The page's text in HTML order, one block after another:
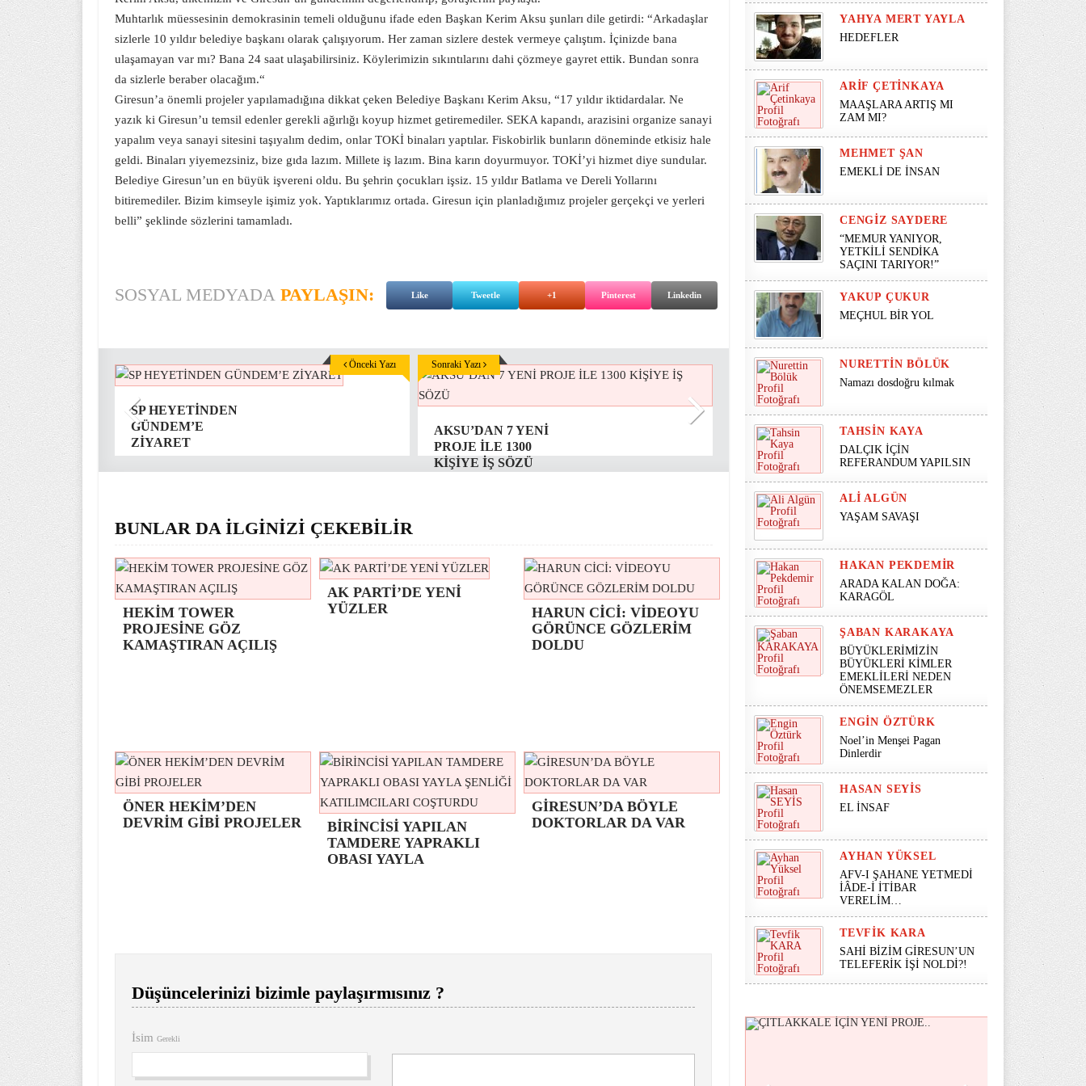
Muhtarlık müessesinin demokrasinin temeli olduğunu ifade eden Başkan Kerim Aksu şunları dile getirdi: “Arkadaşlar
sizlerle 10 yıldır belediye başkanı olarak çalışıyorum. Her zaman sizlere destek vermeye çalıştım. İçinizde bana
ulaşamayan var mı? Bana 24 saat ulaşabilirsiniz. Köylerimizin sıkıntılarını dahi çözmeye gayret ettik. Bundan sonra
da sizlerle beraber olacağım.“
Giresun’a önemli projeler yapılamadığına dikkat çeken Belediye Başkanı Kerim Aksu, “17 yıldır iktidardalar. Ne
yazık ki Giresun’u temsil edenler gerekli ağırlığı koyup hizmet getiremediler. SEKA kapandı, arazisini organize sanayi
yapalım veya sanayi sitesini taşıyalım dedim, onlar TOKİ binaları yaptılar. Fiskobirlik bunların döneminde etkisiz hale
geldi. Binaları yiyemezsiniz, bize gıda lazım. Millete iş lazım. Bina karın doyurmuyor. TOKİ’yi hizmet diye sundular.
Belediye Giresun’un en büyük işvereni oldu. Bu şehrin çocukları işsiz. 15 yıldır Batlama ve Dereli Yollarını
bitiremediler. Bizim kimseyle işimiz yok. Yaptıklarımız ortada. Giresun için planladığımız projeler gerçekçi ve yerleri
belli” şeklinde sözlerini tamamladı.
SOSYAL MEDYADA PAYLAŞIN: Like Tweetle +1 Pinterest Linkedin
SP HEYETİNDEN
GÜNDEM’E
ZİYARET
Önceki Yazı
AKSU’DAN 7 YENİ
PROJE İLE 1300
KİŞİYE İŞ SÖZÜ
Sonraki Yazı
BUNLAR DA İLGİNİZİ ÇEKEBİLİR
HEKİM TOWER
PROJESİNE GÖZ
KAMAŞTIRAN AÇILIŞ
AK PARTİ’DE YENİ
YÜZLER
HARUN CİCİ: VİDEOYU
GÖRÜNCE GÖZLERİM
DOLDU
ÖNER HEKİM’DEN
DEVRİM GİBİ PROJELER
BİRİNCİSİ YAPILAN
TAMDERE YAPRAKLI
OBASI YAYLA
GİRESUN’DA BÖYLE
DOKTORLAR DA VAR
Düşüncelerinizi bizimle paylaşırmısınız ?
İsim Gerekli
YAHYA MERT YAYLA
HEDEFLER
ARIF ÇETINKAYA
MAAŞLARA ARTIŞ MI
ZAM MI?
MEHMET ŞAN
EMEKLİ DE İNSAN
CENGIZ SAYDERE
“MEMUR YANIYOR,
YETKİLİ SENDİKA
SAÇINI TARIYOR!”
YAKUP ÇUKUR
MEÇHUL BİR YOL
NURETTIN BÖLÜK
Namazı dosdoğru kılmak
TAHSIN KAYA
DALÇIK İÇİN
REFERANDUM YAPILSIN
ALI ALGÜN
YAŞAM SAVAŞI
HAKAN PEKDEMIR
ARADA KALAN DOĞA:
KARAGÖL
ŞABAN KARAKAYA
BÜYÜKLERİMİZİN
BÜYÜKLERİ KİMLER
EMEKLİLERİ NEDEN
ÖNEMSEMEZLER
ENGIN ÖZTÜRK
Noel’in Menşei Pagan
Dinlerdir
HASAN SEYİS
EL İNSAF
AYHAN YÜKSEL
AFV-I ŞAHANE YETMEDİ
İÂDE-İ İTİBAR
VERELİM…
TEVFIK KARA
SAHİ BİZİM GİRESUN’UN
TELEFERİK İŞİ NOLDİ?!